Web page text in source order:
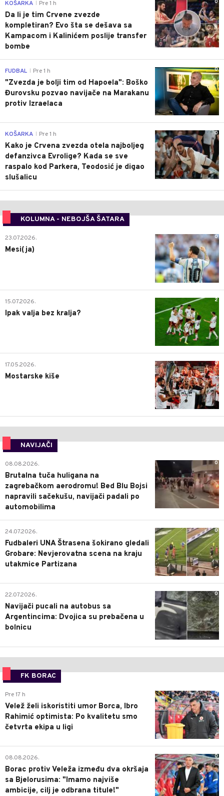
0
KOŠARKA Pre 1 h
Da li je tim Crvene zvezde
kompletiran? Evo šta se dešava sa
Kampacom i Kalinićem poslije transfer
bombe
0
FUDBAL Pre 1 h
"Zvezda je bolji tim od Hapoela": Boško
Đurovsku pozvao navijače na Marakanu
protiv Izraelaca
0
KOŠARKA Pre 1 h
Kako je Crvena zvezda otela najboljeg
defanzivca Evrolige? Kada se sve
raspalo kod Parkera, Teodosić je digao
slušalicu
KOLUMNA - NEBOJŠA ŠATARA
0
23.07.2026.
Mesi(ja)
2
15.07.2026.
Ipak valja bez kralja?
0
17.05.2026.
Mostarske kiše
NAVIJAČI
0
08.08.2026.
Brutalna tuča huligana na
zagrebačkom aerodromu! Bed Blu Bojsi
napravili sačekušu, navijači padali po
automobilima
0
24.07.2026.
Fudbaleri UNA Štrasena šokirano gledali
Grobare: Nevjerovatna scena na kraju
utakmice Partizana
0
22.07.2026.
Navijači pucali na autobus sa
Argentincima: Dvojica su prebačena u
bolnicu
FK BORAC
0
Pre 17 h
Velež želi iskoristiti umor Borca, Ibro
Rahimić optimista: Po kvalitetu smo
četvrta ekipa u ligi
0
08.08.2026.
Borac protiv Veleža između dva okršaja
sa Bjelorusima: "Imamo najviše
ambicije, cilj je odbrana titule!"